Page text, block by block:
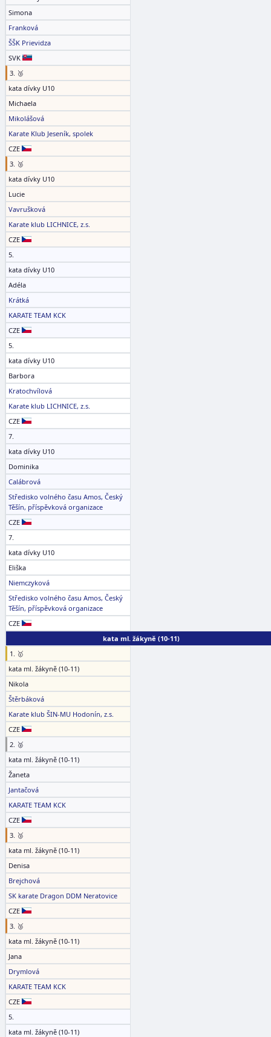
Simona
Franková
ŠŠK Prievidza
SVK
3. 🥉
kata dívky U10
Michaela
Mikolášová
Karate Klub Jeseník, spolek
CZE
3. 🥉
kata dívky U10
Lucie
Vavrušková
Karate klub LICHNICE, z.s.
CZE
5.
kata dívky U10
Adéla
Krátká
KARATE TEAM KCK
CZE
5.
kata dívky U10
Barbora
Kratochvílová
Karate klub LICHNICE, z.s.
CZE
7.
kata dívky U10
Dominika
Calábrová
Středisko volného času Amos, Český
Těšín, příspěvková organizace
CZE
7.
kata dívky U10
Eliška
Niemczyková
Středisko volného času Amos, Český
Těšín, příspěvková organizace
CZE
kata ml. žákyně (10-11)
1. 🥇
kata ml. žákyně (10-11)
Nikola
Štěrbáková
Karate klub ŠIN-MU Hodonín, z.s.
CZE
2. 🥈
kata ml. žákyně (10-11)
Žaneta
Jantačová
KARATE TEAM KCK
CZE
3. 🥉
kata ml. žákyně (10-11)
Denisa
Brejchová
SK karate Dragon DDM Neratovice
CZE
3. 🥉
kata ml. žákyně (10-11)
Jana
Drymlová
KARATE TEAM KCK
CZE
5.
kata ml. žákyně (10-11)